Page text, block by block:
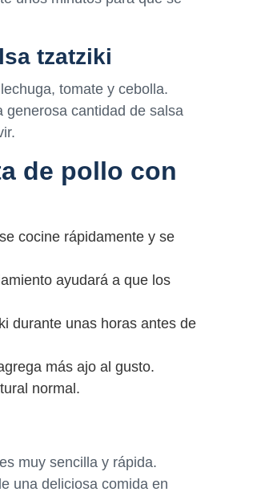
tzatziki
tomate y cebolla.
generosa cantidad de salsa
de pollo con
cocine rápidamente y se
ayudará a que los
durante unas horas antes de
más ajo al gusto.
normal.
muy sencilla y rápida.
una deliciosa comida en